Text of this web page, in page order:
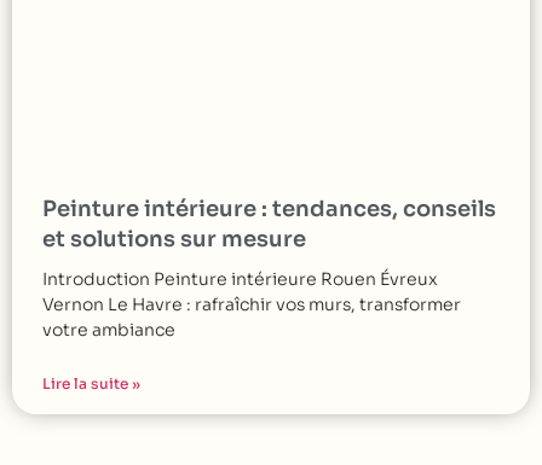
Peinture intérieure : tendances, conseils
et solutions sur mesure
Introduction Peinture intérieure Rouen Évreux
Vernon Le Havre : rafraîchir vos murs, transformer
votre ambiance
Lire la suite »